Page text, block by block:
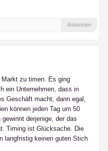
Antworten
Markt zu timen. Es ging
ein Unternehmen, dass in
Geschäft macht, dann egal,
können jeden Tag um 50
derjenige, der das
Timing ist Glücksache. Die
langfristig keinen guten Stich